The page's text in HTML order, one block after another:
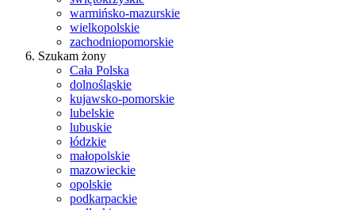
warmińsko-mazurskie
wielkopolskie
zachodniopomorskie
Szukam żony
Cała Polska
dolnośląskie
kujawsko-pomorskie
lubelskie
lubuskie
łódzkie
małopolskie
mazowieckie
opolskie
podkarpackie